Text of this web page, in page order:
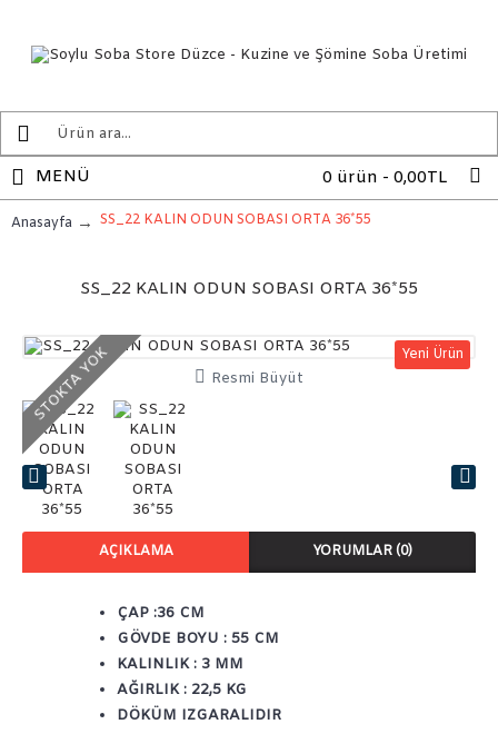
0 ürün - 0,00TL
MENÜ
Anasayfa SS_22 KALIN ODUN SOBASI ORTA 36*55
SS_22 KALIN ODUN SOBASI ORTA 36*55
Yeni Ürün
STOKTA YOK Resmi Büyüt
AÇIKLAMA YORUMLAR (0)
ÇAP :36 CM
GÖVDE BOYU : 55 CM
KALINLIK : 3 MM
AĞIRLIK : 22,5 KG
DÖKÜM IZGARALIDIR